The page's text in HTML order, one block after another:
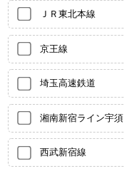
ＪＲ東北本線
京王線
埼玉高速鉄道
湘南新宿ライン宇須
西武新宿線